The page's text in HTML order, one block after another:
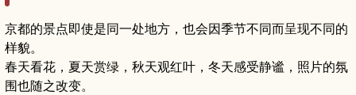
京都的景点即使是同一处地方，也会因季节不同而呈现不同的
样貌。
春天看花，夏天赏绿，秋天观红叶，冬天感受静谧，照片的氛
围也随之改变。